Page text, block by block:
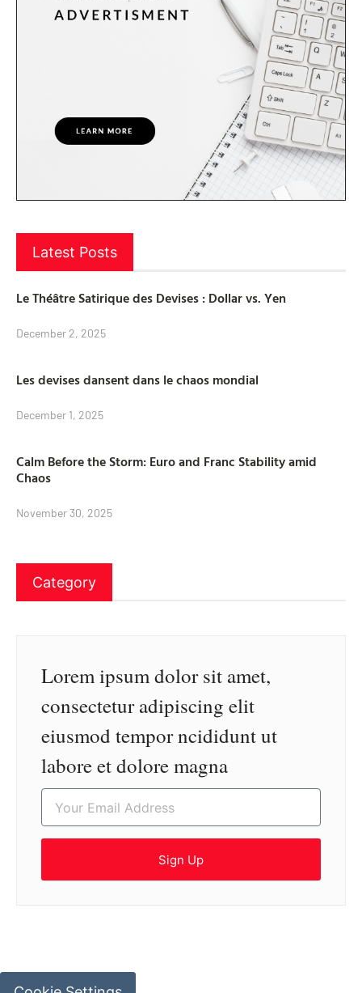
Latest Posts
Le Théâtre Satirique des Devises : Dollar vs. Yen
December 2, 2025
Les devises dansent dans le chaos mondial
December 1, 2025
Calm Before the Storm: Euro and Franc Stability amid
Chaos
November 30, 2025
Category
Lorem ipsum dolor sit amet,
consectetur adipiscing elit
eiusmod tempor ncididunt ut
labore et dolore magna
Sign Up